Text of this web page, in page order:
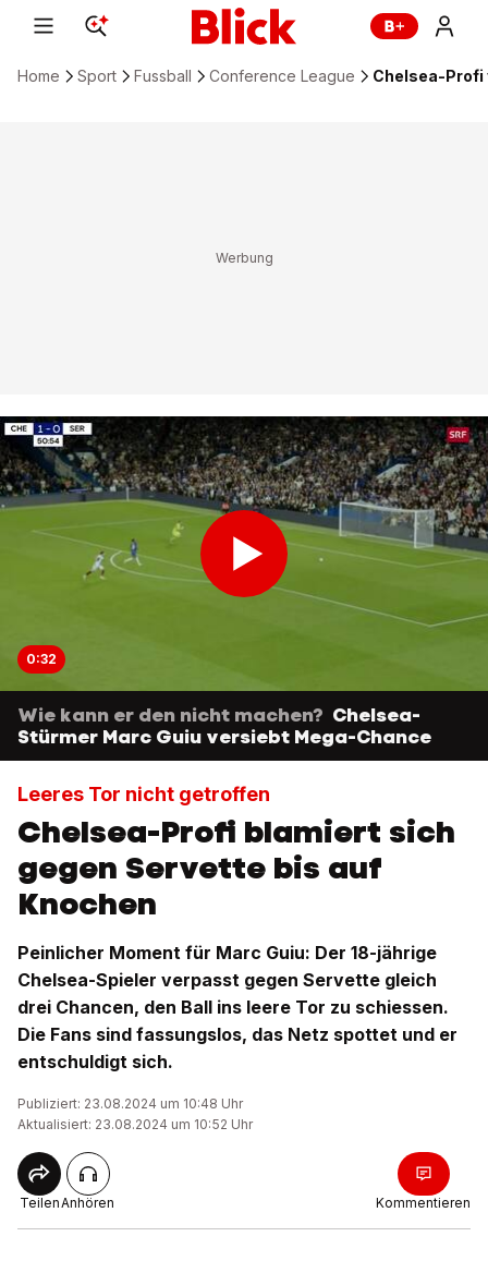
Home Sport Fussball Conference League Chelsea-Profi
0:32
Wie kann er den nicht machen? Chelsea-
Stürmer Marc Guiu versiebt Mega-Chance
Leeres Tor nicht getroffen
Chelsea-Profi blamiert sich
gegen Servette bis auf
Knochen
Peinlicher Moment für Marc Guiu: Der 18-jährige
Chelsea-Spieler verpasst gegen Servette gleich
drei Chancen, den Ball ins leere Tor zu schiessen.
Die Fans sind fassungslos, das Netz spottet und er
entschuldigt sich.
Publiziert: 23.08.2024 um 10:48 Uhr
Aktualisiert: 23.08.2024 um 10:52 Uhr
TeilenAnhören Kommentieren